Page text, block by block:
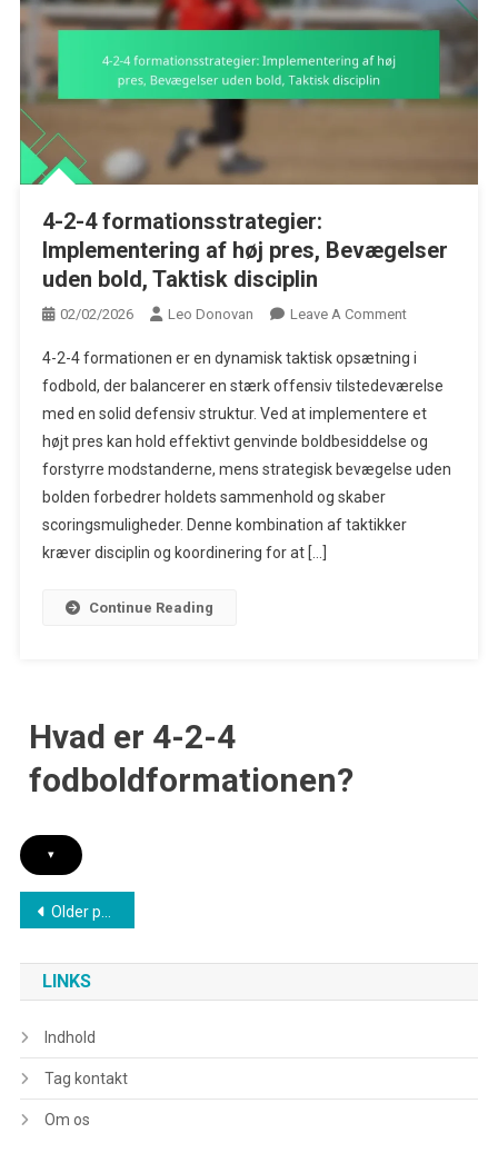
4-2-4 formationsstrategier:
Implementering af høj pres, Bevægelser
uden bold, Taktisk disciplin
02/02/2026 Leo Donovan Leave A CommentOn
2-
4
Af
4-2-4 formationen er en dynamisk taktisk opsætning i
fodbold, der balancerer en stærk offensiv tilstedeværelse
med en solid defensiv struktur. Ved at implementere et
højt pres kan hold effektivt genvinde boldbesiddelse og
forstyrre modstanderne, mens strategisk bevægelse uden
bolden forbedrer holdets sammenhold og skaber
scoringsmuligheder. Denne kombination af taktikker
kræver disciplin og koordinering for at […]
Continue Reading
Hvad er 4-2-4
fodboldformationen?
▾
Posts
navigation
Older posts
LINKS
Indhold
Tag kontakt
Om os